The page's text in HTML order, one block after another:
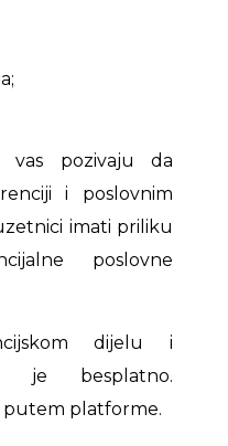
vas pozivaju da
i poslovnim
imati priliku
poslovne
dijelu i
je besplatno.
putem platforme.